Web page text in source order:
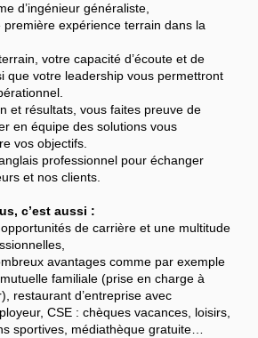
d’ingénieur généraliste,
première expérience terrain dans la
votre capacité d’écoute et de
que votre leadership vous permettront
et résultats, vous faites preuve de
en équipe des solutions vous
vos objectifs.
professionnel pour échanger
et nos clients.
c’est aussi :
de carrière et une multitude
avantages comme par exemple
familiale (prise en charge à
restaurant d’entreprise avec
CSE : chèques vacances, loisirs,
sportives, médiathèque gratuite…